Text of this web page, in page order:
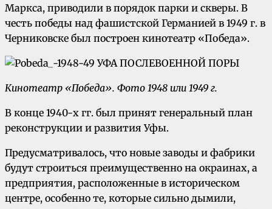
Маркса, приводили в порядок парки и скверы. В
честь победы над фашистской Германией в 1949 г. в
Черниковске был построен кинотеатр «Победа».
Кинотеатр «Победа». Фото 1948 или 1949 г.
В конце 1940-х гг. был принят генеральный план
реконструкции и развития Уфы.
Предусматривалось, что новые заводы и фабрики
будут строиться преимущественно на окраинах, а
предприятия, расположенные в историческом
центре, особенно те, которые сильно дымили,